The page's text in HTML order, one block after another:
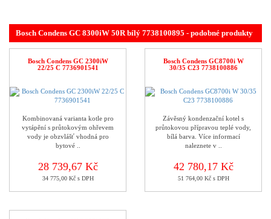
Bosch Condens GC 8300iW 50R bílý 7738100895 - podobné produkty
Bosch Condens GC 2300iW
22/25 C 7736901541
Kombinovaná varianta kotle pro
vytápění s průtokovým ohřevem
vody je obzvlášť vhodná pro
bytové ..
28 739,67 Kč
34 775,00 Kč s DPH
Bosch Condens GC8700i W
30/35 C23 7738100886
Závěsný kondenzační kotel s
průtokovou přípravou teplé vody,
bílá barva. Více informací
naleznete v ..
42 780,17 Kč
51 764,00 Kč s DPH